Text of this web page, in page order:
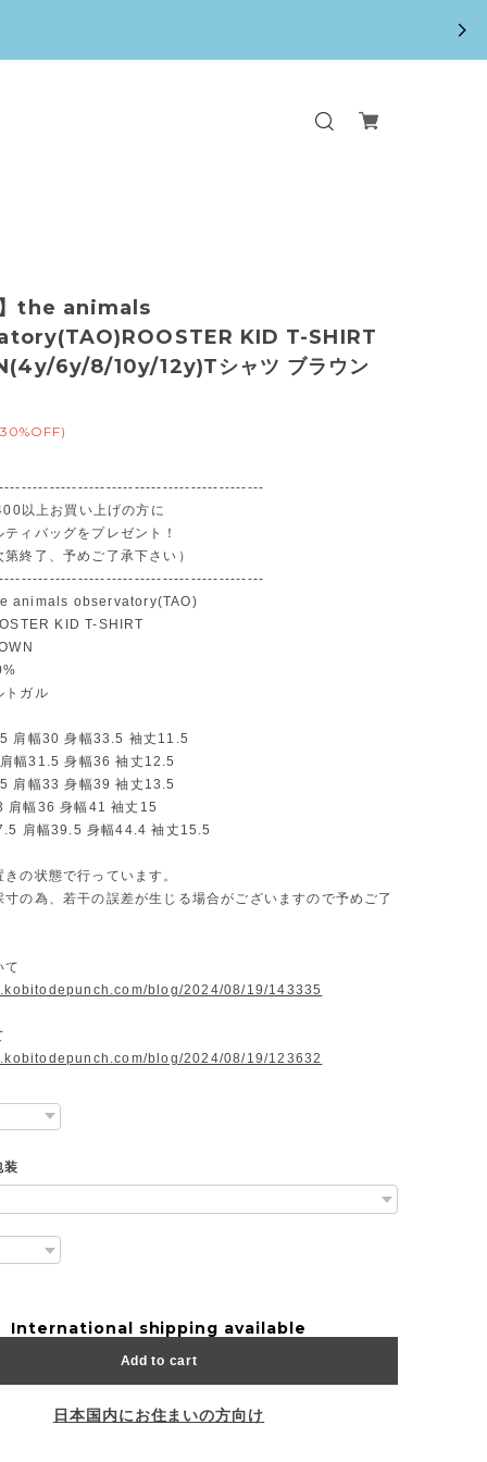
the animals
KID T-SHIRT
6y/8/10y/12y)Tシャツ ブラウン
以上お買い上げの方に
ィバッグをプレゼント！
終了、予めご了承下さい）
animals observatory(TAO)
KID T-SHIRT
トガル
肩幅30 身幅33.5 袖丈11.5
幅31.5 身幅36 袖丈12.5
肩幅33 身幅39 袖丈13.5
肩幅36 身幅41 袖丈15
肩幅39.5 身幅44.4 袖丈15.5
の状態で行っています。
寸の為、若干の誤差が生じる場合がございますので予めご了
て
blog/2024/08/19/143335
blog/2024/08/19/123632
装
International shipping available
Add to cart
日本国内にお住まいの方向け